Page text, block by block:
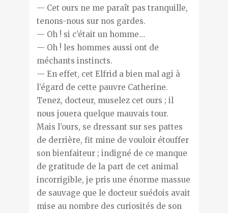
— Cet ours ne me paraît pas tranquille,
tenons-nous sur nos gardes.
— Oh ! si c’était un homme…
— Oh ! les hommes aussi ont de
méchants instincts.
— En effet, cet Elfrid a bien mal agi à
l’égard de cette pauvre Catherine.
Tenez, docteur, muselez cet ours ; il
nous jouera quelque mauvais tour.
Mais l’ours, se dressant sur ses pattes
de derrière, fit mine de vouloir étouffer
son bienfaiteur ; indigné de ce manque
de gratitude de la part de cet animal
incorrigible, je pris une énorme massue
de sauvage que le docteur suédois avait
mise au nombre des curiosités de son